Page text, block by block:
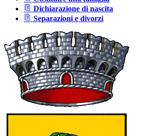
Dichiarazione di nascita
Separazioni e divorzi